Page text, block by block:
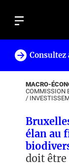
Consultez
MACRO-
COMMISSION
/
élan au
doit